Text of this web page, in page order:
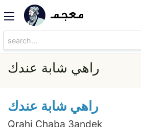
راهي شابة عندك
راهي شابة عندك
Qrahi Chaba 3andek